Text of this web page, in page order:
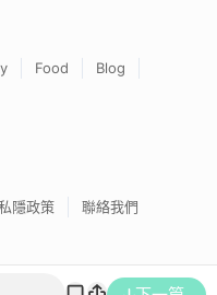
Food
Blog
隱政策 聯絡我們